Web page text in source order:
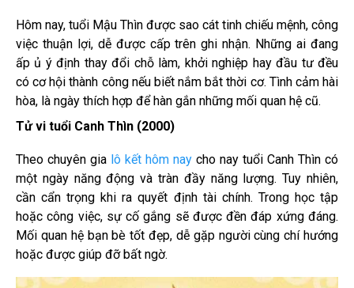
Hôm nay, tuổi Mậu Thìn được sao cát tinh chiếu mệnh, công
việc thuận lợi, dễ được cấp trên ghi nhận. Những ai đang
ấp ủ ý định thay đổi chỗ làm, khởi nghiệp hay đầu tư đều
có cơ hội thành công nếu biết nắm bắt thời cơ. Tình cảm hài
hòa, là ngày thích hợp để hàn gắn những mối quan hệ cũ.
Tử vi tuổi Canh Thìn (2000)
Theo chuyên gia lô kết hôm nay cho nay tuổi Canh Thìn có
một ngày năng động và tràn đầy năng lượng. Tuy nhiên,
cần cẩn trọng khi ra quyết định tài chính. Trong học tập
hoặc công việc, sự cố gắng sẽ được đền đáp xứng đáng.
Mối quan hệ bạn bè tốt đẹp, dễ gặp người cùng chí hướng
hoặc được giúp đỡ bất ngờ.